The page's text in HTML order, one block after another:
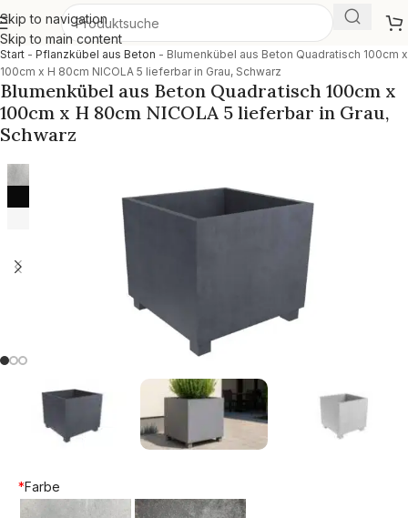
Skip to navigation
Skip to main content
Start - Pflanzkübel aus Beton - Blumenkübel aus Beton Quadratisch 100cm x
100cm x H 80cm NICOLA 5 lieferbar in Grau, Schwarz
Blumenkübel aus Beton Quadratisch 100cm x
100cm x H 80cm NICOLA 5 lieferbar in Grau,
Schwarz
*Farbe